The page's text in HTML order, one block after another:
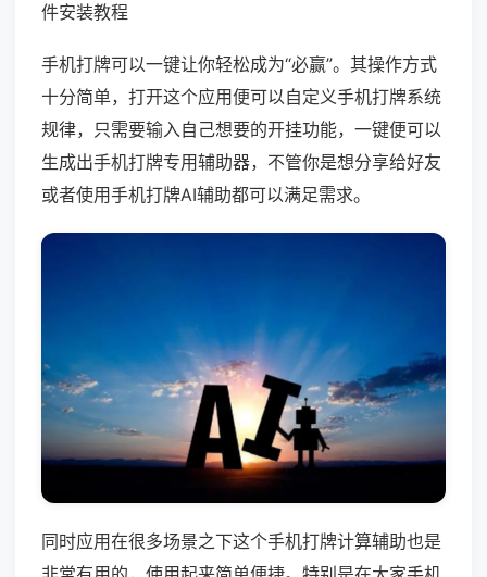
件安装教程
手机打牌可以一键让你轻松成为“必赢”。其操作方式
十分简单，打开这个应用便可以自定义手机打牌系统
规律，只需要输入自己想要的开挂功能，一键便可以
生成出手机打牌专用辅助器，不管你是想分享给好友
或者使用手机打牌AI辅助都可以满足需求。
同时应用在很多场景之下这个手机打牌计算辅助也是